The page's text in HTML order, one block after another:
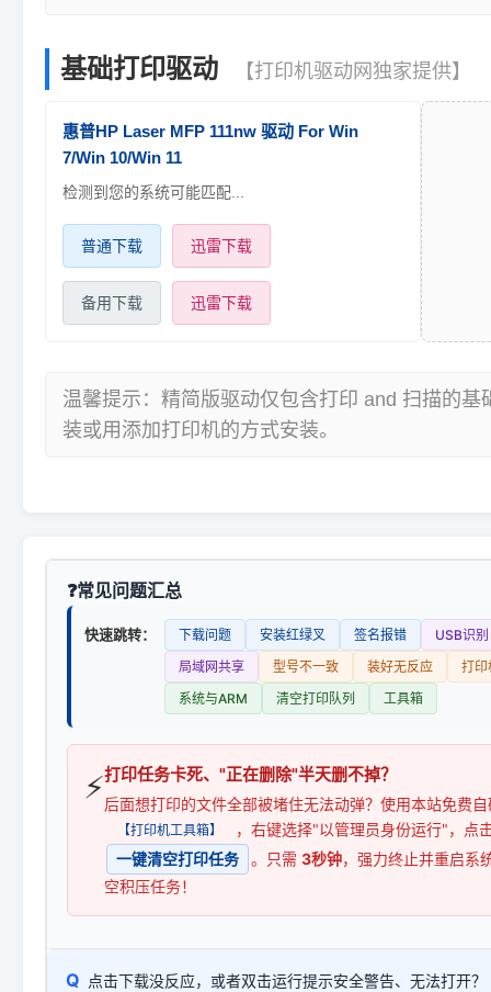
基础打印驱动 【打印机驱动网独家提供】
惠普HP Laser MFP 111nw 驱动 For Win
7/Win 10/Win 11
检测到您的系统可能匹配...
普通下载 迅雷下载
备用下载 迅雷下载
温馨提示：精简版驱动仅包含打印 and 扫描的基
装或用添加打印机的方式安装。
常见问题汇总
快速跳转： 下载问题 安装红绿叉 签名报错
USB识别
局域网共享
型号不一致 装好无反应
打印
系统与ARM
清空打印队列 工具箱
⚡打印任务卡死、"正在删除"半天删不掉？
后面想打印的文件全部被堵住无法动弹？使用本站免费
【打印机工具箱】
，右键选择"以管理员身份运行"，点
一键清空打印任务
。只需 3秒钟，强力终止并重启系
空积压任务！
Q 点击下载没反应，或者双击运行提示安全警告、无法打开？